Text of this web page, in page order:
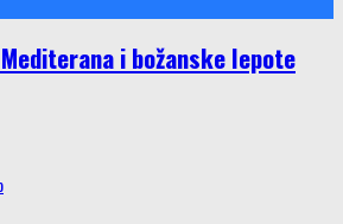
i božanske lepote